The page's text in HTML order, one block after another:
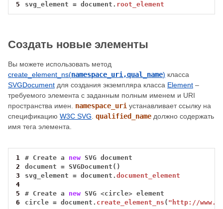
5
svg_element = document. root_element
Создать новые элементы
Вы можете использовать метод
create_element_ns(namespace_uri,qual_name) класса
SVGDocument для создания экземпляра класса Element –
требуемого элемента с заданным полным именем и URI
пространства имен. namespace_uri устанавливает ссылку на
спецификацию W3C SVG qualified_name должно содержать
имя тега элемента.
1 # Create a new SVG document
2
document = SVGDocument()
3
svg_element = document.document_element
4
5
# Create a new SVG <circle> element
6
circle = document. create_element_ns ( "http://